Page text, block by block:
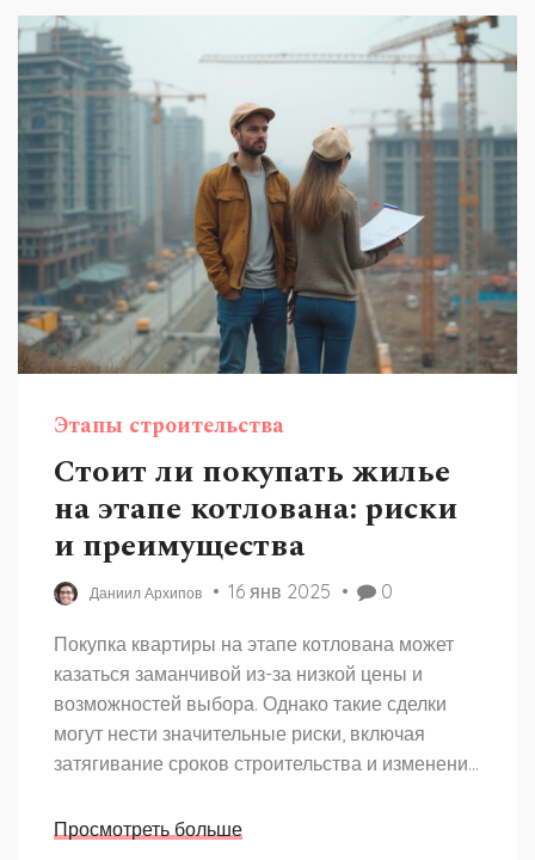
Подобный подход делает процесс сварки более
безопасным и управляемым.
Этапы строительства
Стоит ли покупать жилье
на этапе котлована: риски
и преимущества
Даниил Архипов 16 янв 2025 0
Покупка квартиры на этапе котлована может
казаться заманчивой из-за низкой цены и
возможностей выбора. Однако такие сделки
могут нести значительные риски, включая
затягивание сроков строительства и изменение
быть хорошо осведомлены о возможных
Просмотреть больше